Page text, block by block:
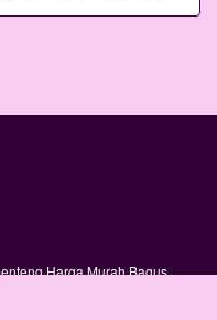
Harga Murah Bagus